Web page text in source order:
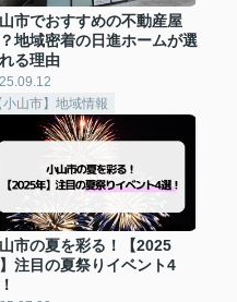
市でおすすめの不動産屋
地域密着の日進ホームが選
る理由
小山市】地域情報
市の夏を彩る！【2025
注目の夏祭りイベント4